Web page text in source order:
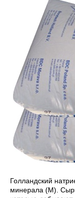
Голландский
минерала (М).